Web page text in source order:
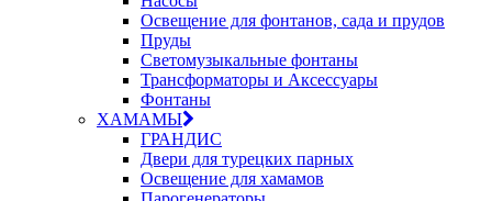
Освещение для фонтанов, сада и прудов
Пруды
Светомузыкальные фонтаны
Трансформаторы и Аксессуары
Фонтаны
ХАМАМЫ
ГРАНДИС
Двери для турецких парных
Освещение для хамамов